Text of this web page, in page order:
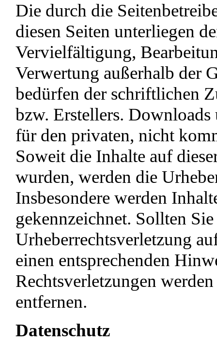
Die durch die
diesen Seiten unterliegen
Vervielfältigung,
Verwertung außerhalb der
bedürfen der schriftlichen
bzw. Erstellers.
für den privaten, nicht
Soweit die Inhalte auf
wurden, werden die
Insbesondere werden
gekennzeichnet. Sollten
Urheberrechtsverletzung
einen entsprechenden
Rechtsverletzungen
entfernen.
Datenschutz